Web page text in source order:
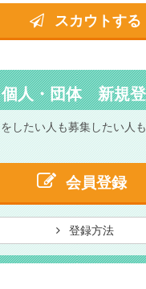
スカウトする
個人・団体 新規
したい人も募集したい人
会員登録
登録方法